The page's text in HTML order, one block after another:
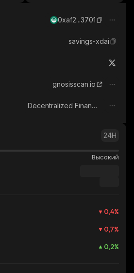
0xaf2...3701
savings-xdai
gnosisscan.io
Decentralized Finance (DeFi)
24H
Высокий
0,4%
0,7%
0,2%